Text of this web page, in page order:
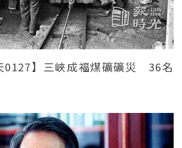
0127】三峽成福煤礦礦災 36名